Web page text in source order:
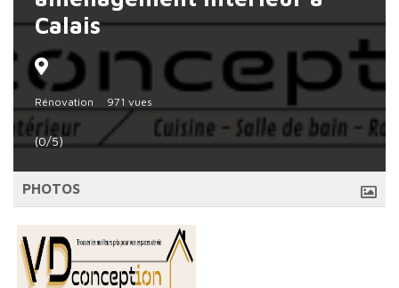
Calais
Rénovation 971 vues
(0/5)
PHOTOS